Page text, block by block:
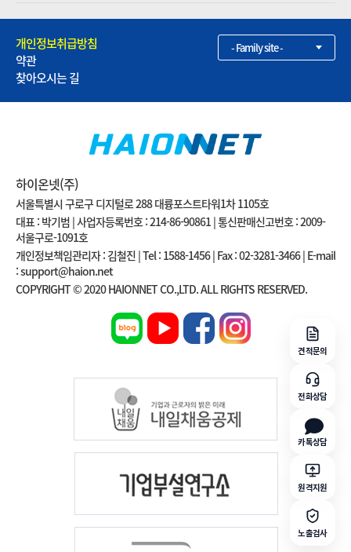
개인정보취급방침
약관
찾아오시는 길
- Family site -
하이온넷(주)
서울특별시 구로구 디지털로 288 대륭포스트타워1차 1105호
대표 : 박기범 | 사업자등록번호 : 214-86-90861 | 통신판매신고번호 : 2009-
서울구로-1091호
개인정보책임관리자 : 김철진 | Tel : 1588-1456 | Fax : 02-3281-3466 | E-mail
: support@haion.net
COPYRIGHT © 2020 HAIONNET CO.,LTD. ALL RIGHTS RESERVED.
견적문의
전화상담
카톡상담
원격지원
노출검사